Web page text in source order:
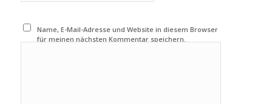
Name, E-Mail-Adresse und Website in diesem Browser
für meinen nächsten Kommentar speichern.